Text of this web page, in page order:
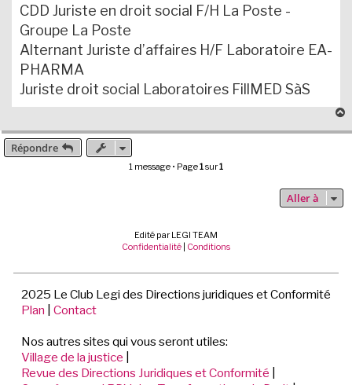
CDD Juriste en droit social F/H La Poste -
Groupe La Poste
Alternant Juriste d’affaires H/F Laboratoire EA-
PHARMA
Juriste droit social Laboratoires FillMED SàS
u
Répondre
1 message • Page1sur1
Aller à
Edité par LEGI TEAM
Confidentialité | Conditions
2025 Le Club Legi des Directions juridiques et Conformité
Plan
Contact
Nos autres sites qui vous seront utiles:
Village de la justice
Revue des Directions Juridiques et Conformité